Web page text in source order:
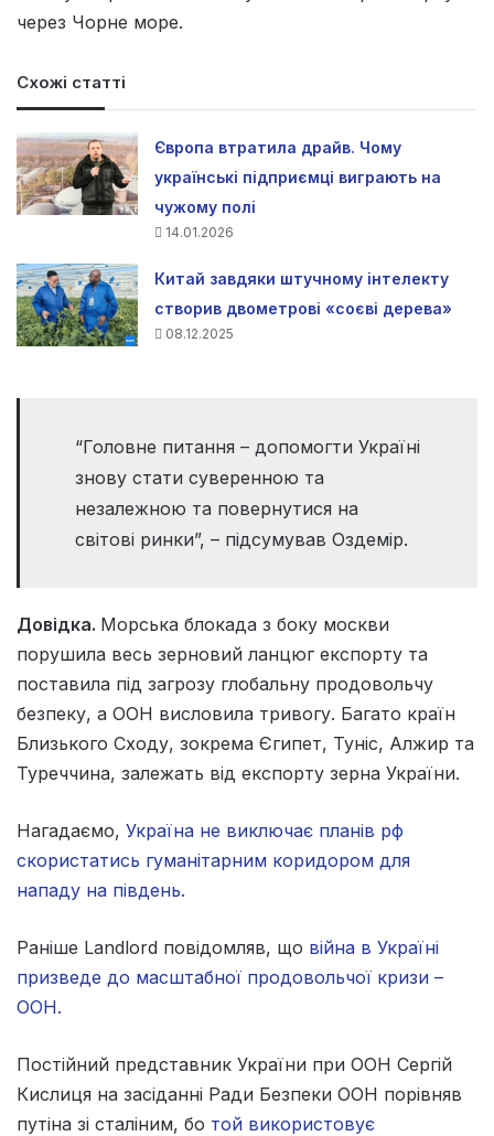
через Чорне море.
Схожі статті
Європа втратила драйв. Чому
українські підприємці виграють на
чужому полі
14.01.2026
Китай завдяки штучному інтелекту
створив двометрові «соєві дерева»
08.12.2025
“Головне питання – допомогти Україні
знову стати суверенною та
незалежною та повернутися на
світові ринки”, – підсумував Оздемір.
Довідка. Морська блокада з боку москви
порушила весь зерновий ланцюг експорту та
поставила під загрозу глобальну продовольчу
безпеку, а ООН висловила тривогу. Багато країн
Близького Сходу, зокрема Єгипет, Туніс, Алжир та
Туреччина, залежать від експорту зерна України.
Нагадаємо, Україна не виключає планів рф
скористатись гуманітарним коридором для
нападу на південь.
Раніше Landlord повідомляв, що війна в Україні
призведе до масштабної продовольчої кризи –
ООН.
Постійний представник України при ООН Сергій
Кислиця на засіданні Ради Безпеки ООН порівняв
путіна зі сталіним, бо той використовує